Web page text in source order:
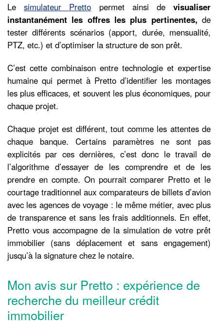
Lesimulateur Pretto permet ainsi devisualiser
instantanément les offres les plus pertinentes, de
tester différents scénarios (apport, durée, mensualité,
PTZ, etc.) et d’optimiser la structure de son prêt.
C’est cette combinaison entre technologie et expertise
humaine qui permet à Pretto d’identifier les montages
les plus efficaces, et souvent les plus économiques, pour
chaque projet.
Chaque projet est différent, tout comme les attentes de
chaque banque. Certains paramètres ne sont pas
explicités par ces dernières, c’est donc le travail de
l’algorithme d’essayer de les comprendre et de les
prendre en compte. On pourrait comparer Pretto et le
courtage traditionnel aux comparateurs de billets d’avion
avec les agences de voyage : le même métier, avec plus
de transparence et sans les frais additionnels. En effet,
Pretto vous accompagne de la simulation de votre prêt
immobilier (sans déplacement et sans engagement)
jusqu’à la signature chez le notaire.
Mon avis sur Pretto : expérience de
recherche du meilleur crédit
immobilier